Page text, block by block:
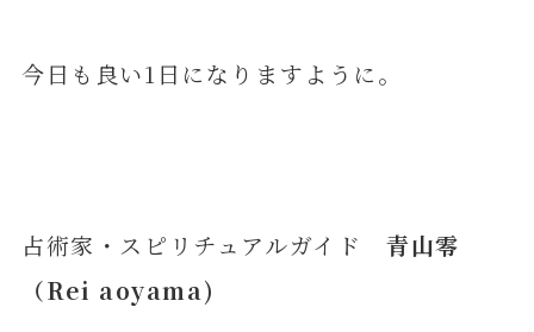
今日も良い1日になりますように。
占術家・スピリチュアルガイド青山零
（Rei aoyama)